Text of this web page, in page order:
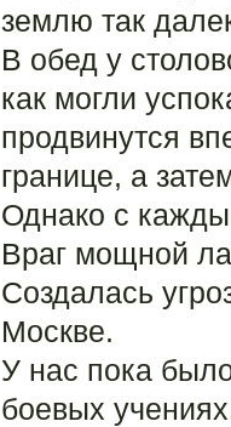
землю так
В обед у
как могли
продвинутся
границе, а
Однако с
Враг мощной
Создалась
Москве.
У нас пока
боевых